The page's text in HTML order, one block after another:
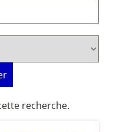
recherche.